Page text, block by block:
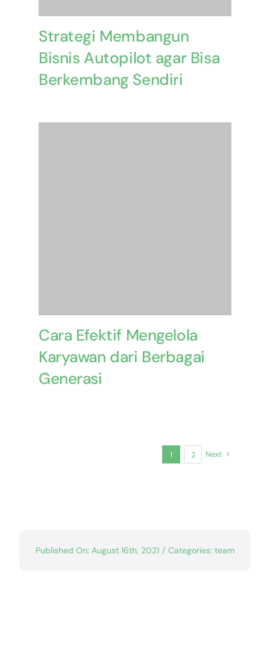
Strategi Membangun
Bisnis Autopilot agar Bisa
Berkembang Sendiri
Cara Efektif Mengelola
Karyawan dari Berbagai
Generasi
1 2 Next
Published On: August 16th, 2021 / Categories: team